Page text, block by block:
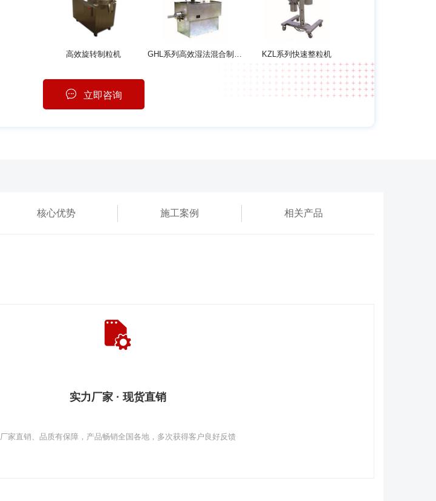
高效旋转制粒机 GHL系列高效湿法混合制粒机 KZL系列快速整粒机
立即咨询
核心优势 施工案例 相关产品
实力厂家 · 现货直销
厂家直销、品质有保障，产品畅销全国各地，多次获得客户良好反馈